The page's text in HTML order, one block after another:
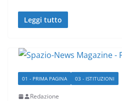
Leggi tutto
01 - PRIMA PAGINA 03 - ISTITUZIONI
Redazione